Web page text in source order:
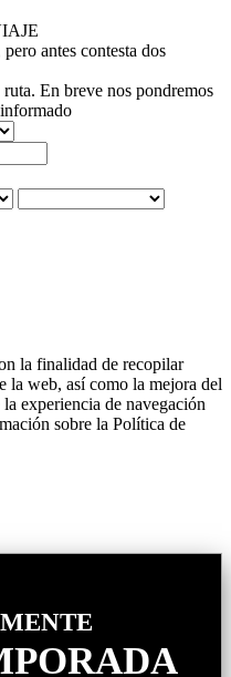
pero antes contesta dos
En breve nos pondremos
la finalidad de recopilar
la web, así como la mejora del
experiencia de navegación
sobre la Política de